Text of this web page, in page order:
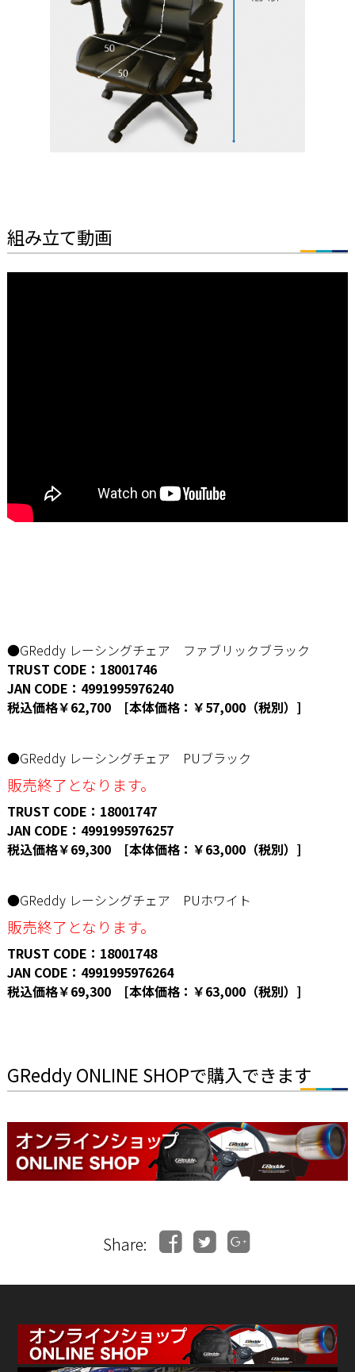
組み立て動画
●GReddy レーシングチェア ファブリックブラック
TRUST CODE：18001746
JAN CODE：4991995976240
税込価格￥62,700 [本体価格：￥57,000（税別）]
●GReddy レーシングチェア PUブラック
販売終了となります。
TRUST CODE：18001747
JAN CODE：4991995976257
税込価格￥69,300 [本体価格：￥63,000（税別）]
●GReddy レーシングチェア PUホワイト
販売終了となります。
TRUST CODE：18001748
JAN CODE：4991995976264
税込価格￥69,300 [本体価格：￥63,000（税別）]
GReddy ONLINE SHOPで購入できます
Share: